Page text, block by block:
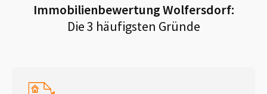
ImmobilienbewertungWolfersdorf:
Die 3 häufigsten Gründe